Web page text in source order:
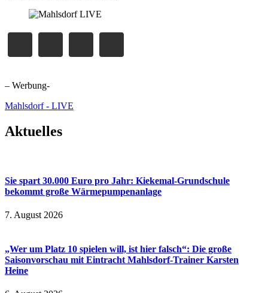
– Werbung-
Mahlsdorf - LIVE
Aktuelles
Sie spart 30.000 Euro pro Jahr: Kiekemal-Grundschule
bekommt große Wärmepumpenanlage
7. August 2026
„Wer um Platz 10 spielen will, ist hier falsch“: Die große
Saisonvorschau mit Eintracht Mahlsdorf-Trainer Karsten
Heine